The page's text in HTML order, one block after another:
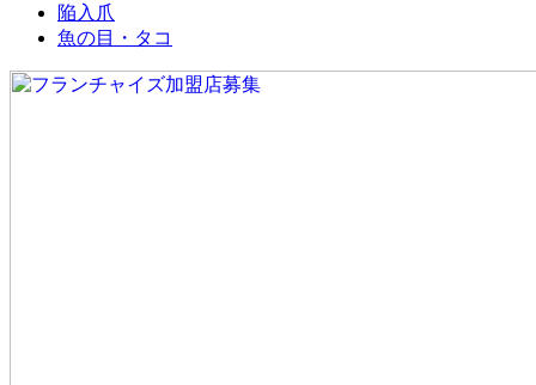
陥入爪
魚の目・タコ